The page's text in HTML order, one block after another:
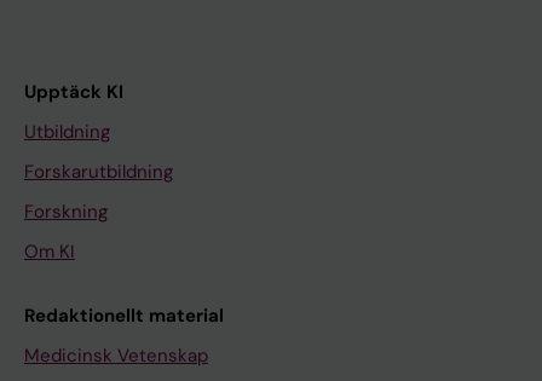
Upptäck KI
Utbildning
Forskarutbildning
Forskning
Om KI
Redaktionellt material
Medicinsk Vetenskap